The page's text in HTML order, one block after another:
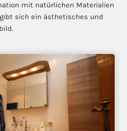
mit natürlichen Materialien
sich ein ästhetisches und